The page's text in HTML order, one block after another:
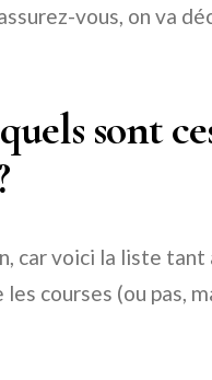
vous, on va
sont
car voici la liste
courses (ou pas,